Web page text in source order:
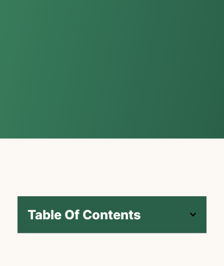
Table Of Contents